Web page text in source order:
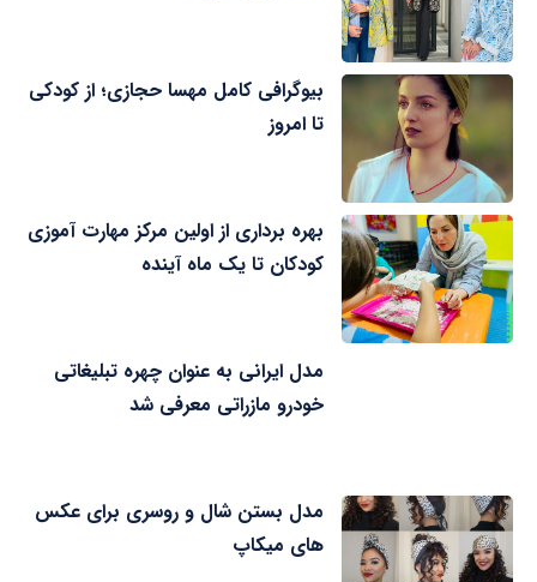
بیوگرافی کامل مهسا حجازی؛ از کودکی
تا امروز
بهره برداری از اولین مرکز مهارت آموزی
کودکان تا یک ماه آینده
مدل ایرانی به عنوان چهره تبلیغاتی
خودرو مازراتی معرفی شد
مدل بستن شال و روسری برای عکس
های میکاپ